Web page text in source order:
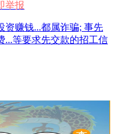
举报
资赚钱...都属诈骗; 事先
...等要求先交款的招工信